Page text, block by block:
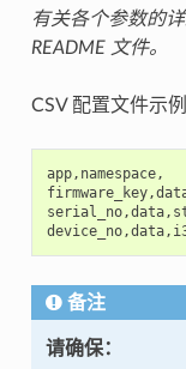
有关各个参数的
README 文件。
CSV 配置文件示
app, namespace,
firmware_key,
serial_no,data,
device_no,data,
备注
请确保：